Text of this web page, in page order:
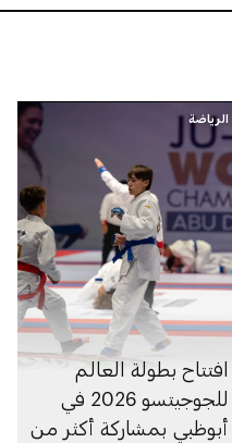
الرياضة
افتتاح بطولة العالم
للجوجيتسو 2026 في
أبوظبي بمشاركة أكثر من